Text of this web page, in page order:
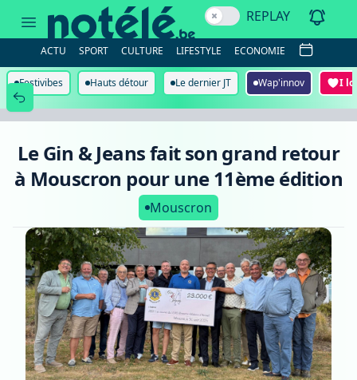
son
grand
retour
à
Mouscron
11ème
édition
REPLAY
ACTU SPORT CULTURE LIFESTYLE ECONOMIE
Festivibes Hauts détour Le dernier JT Wap'innov I
Le Gin & Jeans fait son grand retour
à Mouscron pour une 11ème édition
Mouscron